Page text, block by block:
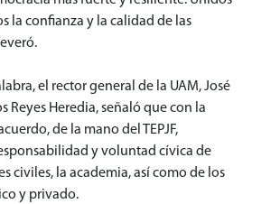
la confianza y la calidad de las
el rector general de la UAM, José
Reyes Heredia, señaló que con la
de la mano del TEPJF,
y voluntad cívica de
civiles, la academia, así como de los
y privado.